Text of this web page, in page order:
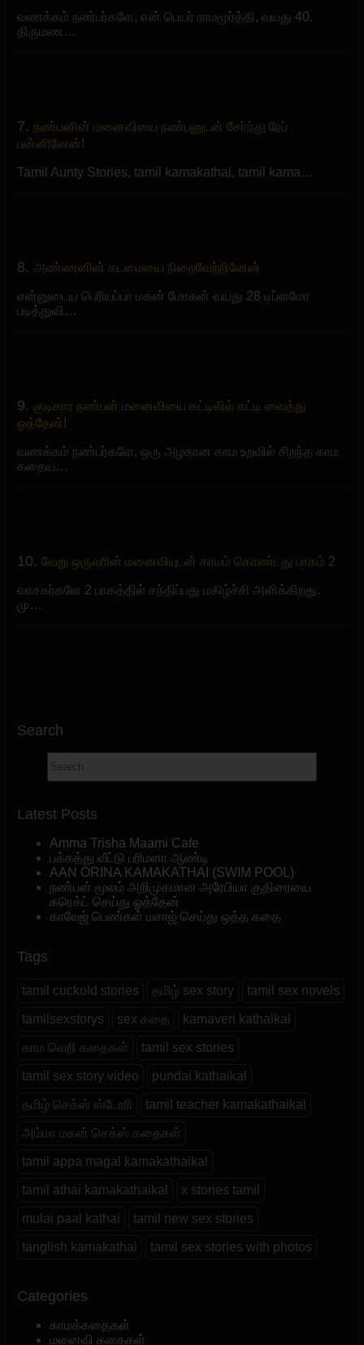
வணக்கம் நண்பர்களே, என் பெயர் ராமமூர்த்தி, வயது 40.
திருமண…
7. நண்பனின் மனைவியை நண்பனுடன் சேர்ந்து ரேப்
பன்னினேன்!
Tamil Aunty Stories, tamil kamakathai, tamil kama…
8. அண்ணனின் கடமையை நிறைவேற்றினேன்
என்னுடைய பெரியப்பா மகன் மோகன் வயது 28 டிப்ளமோ
படித்துவி…
9. குடிகார நண்பன் மனைவியை கட்டிலில் கட்டி வைத்து
ஓத்தேன்!
வணக்கம் நண்பர்களே, ஒரு அழகான காம உறவில் சிறந்த காம
கதைய…
10. வேறு ஒருவரின் மனைவியுடன் காமம் கொண்டது பாகம் 2
வாசகர்களே 2 பாகத்தில் சந்திப்பது மகிழ்ச்சி அளிக்கிறது.
மு…
Search
Latest Posts
Amma Trisha Maami Cafe
பக்கத்து வீட்டு பரிமளா ஆண்டி
AAN ORINA KAMAKATHAI (SWIM POOL)
நண்பன் மூலம் அறிமுகமான அரேபியா குதிரையை
கரெக்ட் செய்து ஓத்தேன்
காலேஜ் பெண்கள் மசாஜ் செய்து ஒத்த கதை
Tags
tamil cuckold stories தமிழ் sex story tamil sex novels
tamilsexstorys sex கதை kamaveri kathaikal
காம வெறி கதைகள் tamil sex stories
tamil sex story video pundai kathaikal
தமிழ் செக்ஸ் ஸ்டோரி tamil teacher kamakathaikal
அம்மா மகன் செக்ஸ் கதைகள்
tamil appa magal kamakathaikal
tamil athai kamakathaikal x stories tamil
mulai paal kathai tamil new sex stories
tanglish kamakathai tamil sex stories with photos
Categories
காமக்கதைகள்
மனைவி கதைகள்